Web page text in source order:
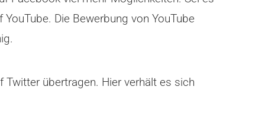
Die Bewerbung von YouTube
übertragen. Hier verhält es sich